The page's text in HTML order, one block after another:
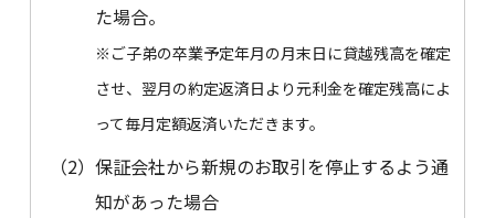
た場合。
※ご子弟の卒業予定年月の月末日に貸越残高を確定
させ、翌月の約定返済日より元利金を確定残高によ
って毎月定額返済いただきます。
（2） 保証会社から新規のお取引を停止するよう通
知があった場合